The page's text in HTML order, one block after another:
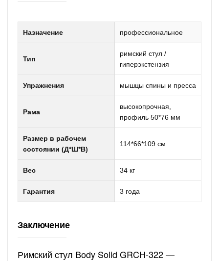
Назначение профессиональное
Тип
римский стул /
гиперэкстензия
Упражнения мышцы спины и пресса
Рама
высокопрочная,
профиль 50*76 мм
Размер в рабочем
состоянии (Д*Ш*В)
114*66*109 см
Вес 34 кг
Гарантия 3 года
Заключение
Римский стул Body Solid GRCH-322 —